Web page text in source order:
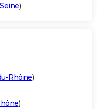
)
Rhône)
)